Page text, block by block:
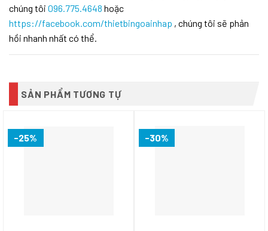
chúng tôi 096.775.4648 hoặc
https://facebook.com/thietbingoainhap , chúng tôi sẽ phản
hồi nhanh nhất có thể.
SẢN PHẨM TƯƠNG TỰ
-25% -30%